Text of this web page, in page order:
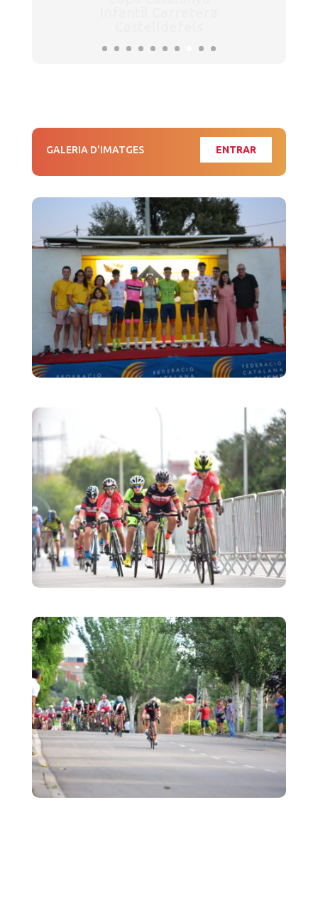
GALERIA D'IMATGES ENTRAR